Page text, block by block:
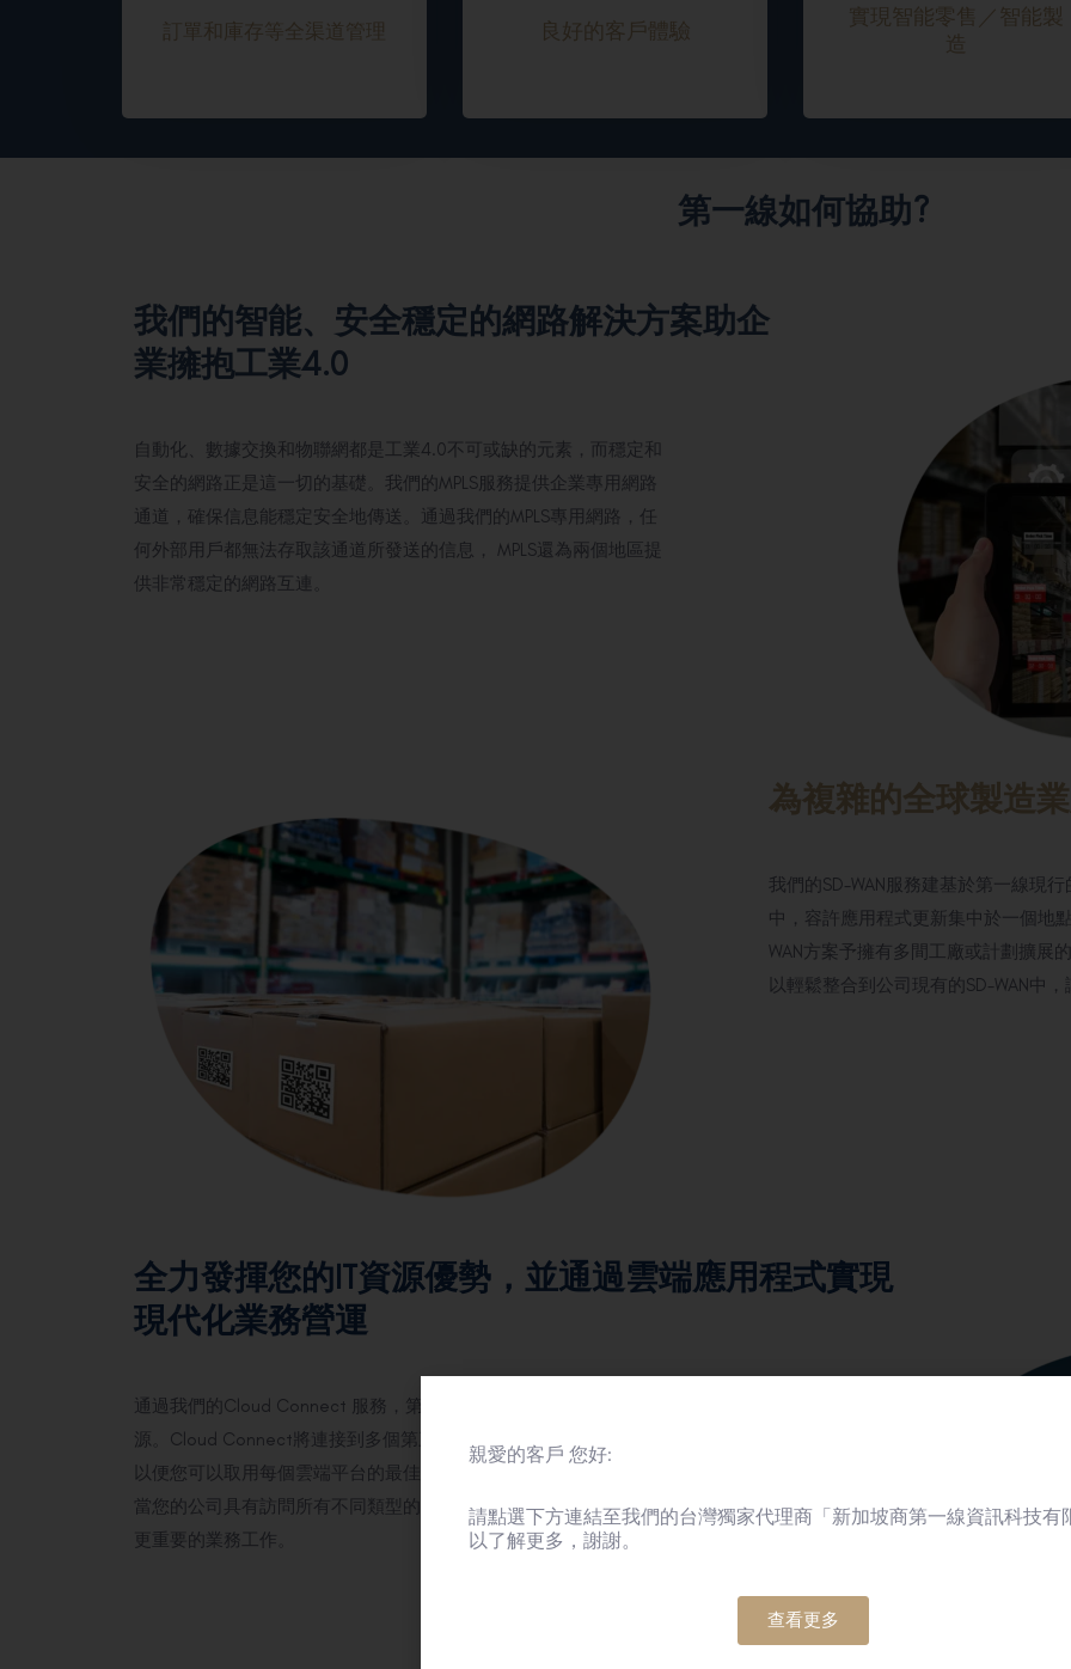
訂單和庫存等全渠道管理 良好的客戶體驗
實現智能零售／智能製
造
第一線如何協助?
我們的智能、安全穩定的網路解決方案助企
業擁抱工業4.0
自動化、數據交換和物聯網都是工業4.0不可或缺的元素，而穩定和
安全的網路正是這一切的基礎。我們的MPLS服務提供企業專用網路
通道，確保信息能穩定安全地傳送。通過我們的MPLS專用網路，任
何外部用戶都無法存取該通道所發送的信息， MPLS還為兩個地區提
供非常穩定的網路互連。
為複雜的全球製造
我們的SD-WAN服務建基於第一線現
中，容許應用程式更新集中於一個地
WAN方案予擁有多間工廠或計劃擴展
以輕鬆整合到公司現有的SD-WAN中
全力發揮您的IT資源優勢，並通過雲端應用程式實現
現代化業務營運
通過我們的Cloud Connect 服務，第一線可協助您更有效地運用公司的IT資
源。Cloud Connect將連接到多個第三方雲端計算平台（AWS、阿里雲等），
以便您可以取用每個雲端平台的最佳部分，同時避免個別平台的高風險部分。
當您的公司具有訪問所有不同類型的雲端網路能力，您的IT員工將可以專注於
更重要的業務工作。
親愛的客戶 您好:
請點選下方連結至我們的台灣獨家代理商「新加坡商第一線資訊科技有
以了解更多，謝謝。
查看更多